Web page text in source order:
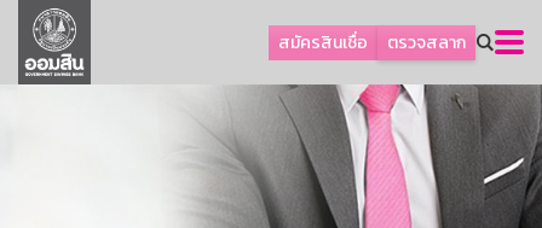
สมัครสินเชื่อ ตรวจสลาก
ลูกค้าธุรกิจ
ลูกค้าผู้ประกอบรายย่อย